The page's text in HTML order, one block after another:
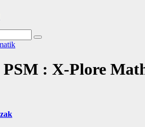
PSM : X-Plore